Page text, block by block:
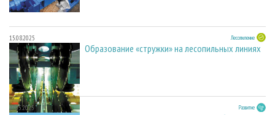
15.08.2025 Лесопиление
Образование «стружки» на лесопильных линиях
27.05.2025 Развитие